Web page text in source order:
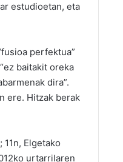
estudioetan, eta
perfektua”
baitakit oreka
dira”.
ere. Hitzak berak
Elgetako
urtarrilaren